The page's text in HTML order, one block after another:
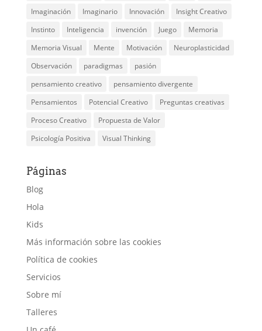
Imaginación
Imaginario Innovación
Insight Creativo
Instinto
Inteligencia invención Juego
Memoria
Memoria Visual
Mente Motivación
Neuroplasticidad
Observación
paradigmas
pasión
pensamiento creativo
pensamiento divergente
Pensamientos
Potencial Creativo
Preguntas creativas
Proceso Creativo
Propuesta de Valor
Psicología Positiva
Visual Thinking
Páginas
Blog
Hola
Kids
Más información sobre las cookies
Política de cookies
Servicios
Sobre mí
Talleres